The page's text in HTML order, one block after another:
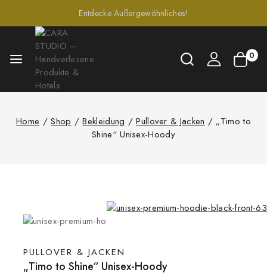
Entdecke Außergewöhnliches!
0
Home / Shop / Bekleidung / Pullover & Jacken / „Timo to
Shine“ Unisex-Hoody
PULLOVER & JACKEN
„Timo to Shine“ Unisex-Hoody